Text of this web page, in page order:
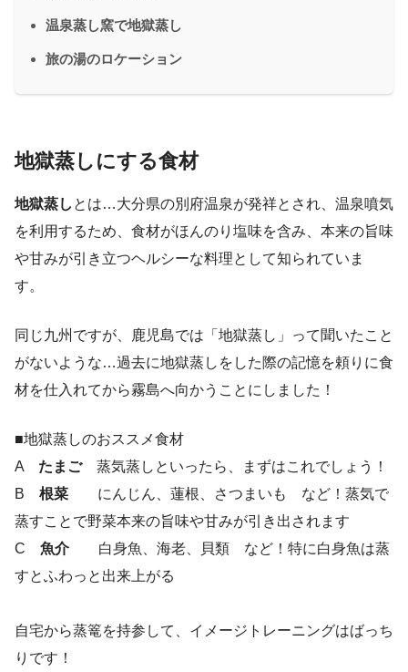
温泉蒸し窯で地獄蒸し
旅の湯のロケーション
地獄蒸しにする食材
地獄蒸し とは…大分県の別府温泉が発祥とされ、温泉噴気
を利用するため、食材がほんのり塩味を含み、本来の旨味
や甘みが引き立つヘルシーな料理として知られていま
す。
同じ九州ですが、鹿児島では「地獄蒸し」って聞いたこと
がないような…過去に地獄蒸しをした際の記憶を頼りに食
材を仕入れてから霧島へ向かうことにしました！
■地獄蒸しのおススメ食材
A たまご蒸気蒸しといったら、まずはこれでしょう！
B 根菜 にんじん、蓮根、さつまいも など！蒸気で
蒸すことで野菜本来の旨味や甘みが引き出されます
C 魚介白身魚、海老、貝類 など！特に白身魚は蒸
すとふわっと出来上がる
自宅から蒸篭を持参して、イメージトレーニングはばっち
りです！